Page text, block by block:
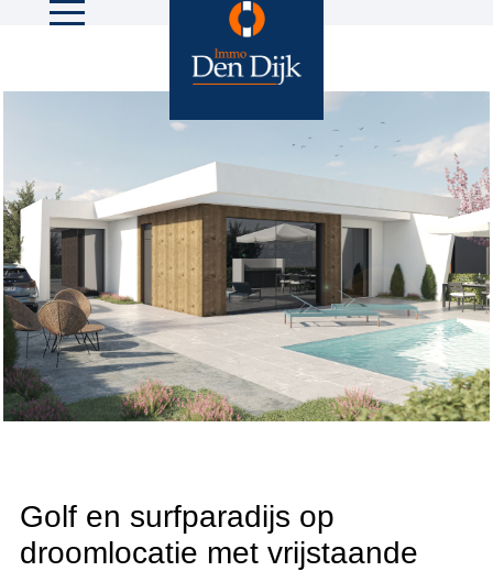
18 foto's
Golf en surfparadijs op
droomlocatie met vrijstaande